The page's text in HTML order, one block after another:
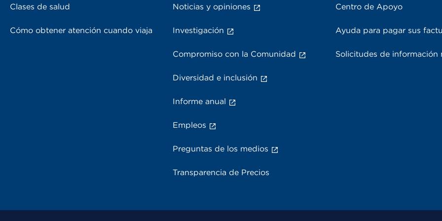
Clases de salud
Cómo obtener atención cuando viaja
Noticias y opiniones
Investigación
Compromiso con la Comunidad
Diversidad e inclusión
Informe anual
Empleos
Preguntas de los medios
Transparencia de Precios
Centro de Apoyo
Ayuda para pagar sus
Solicitudes de información